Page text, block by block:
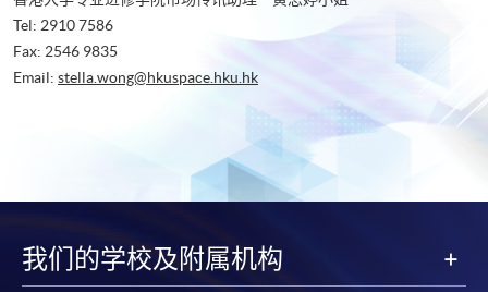
Tel: 2910 7586
Fax: 2546 9835
Email: stella.wong@hkuspace.hku.hk
我们的学校及附属机构